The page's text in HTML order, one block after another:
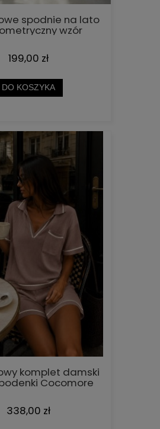
spodnie na lato
wzór
199,00 zł
DO KOSZYKA
komplet damski
Cocomore
338,00 zł